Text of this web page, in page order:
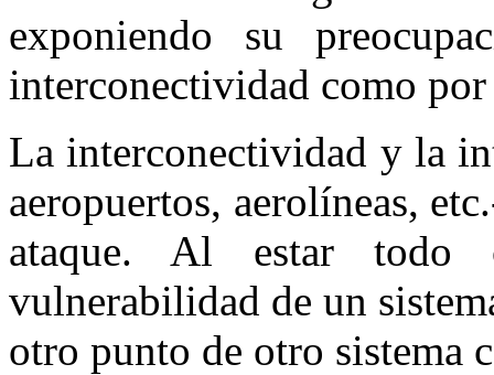
exponiendo su
interconectividad como
La interconectividad y la
aeropuertos, aerolíneas,
ataque. Al estar todo
vulnerabilidad de un
otro punto de otro sistema